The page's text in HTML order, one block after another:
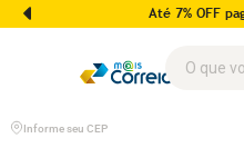
Até 7% OFF pagando via Pix!
Informe seu CEP